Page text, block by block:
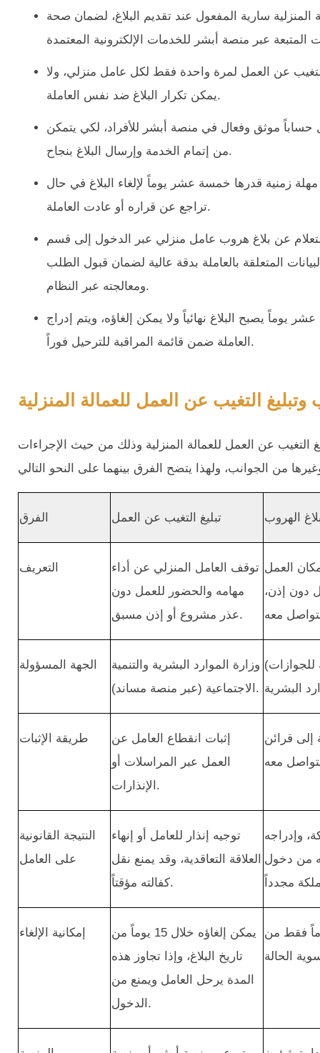
المنزلية سارية المفعول عند تقديم البلاغ، لضمان صحة
عن العمل لمرة واحدة فقط لكل عامل منزلي، ولا
يمكن تكرار البلاغ ضد نفس العاملة.
موثق وفعال في منصة أبشر للأفراد، لكي يتمكن
من إتمام الخدمة وإرسال البلاغ بنجاح.
زمنية قدرها خمسة عشر يوماً لإلغاء البلاغ في حال
تراجع عن قراره أو عادت العاملة.
عن بلاغ هروب عامل منزلي عبر الدخول إلى قسم
المتعلقة بالعاملة بدقة عالية لضمان قبول الطلب
ومعالجته عبر النظام.
يوماً يصبح البلاغ نهائياً ولا يمكن إلغاؤه، ويتم إدراج
العاملة ضمن قائمة المراقبة للترحيل فوراً.
التغيب عن العمل للعمالة المنزلية
التغيب عن العمل للعمالة المنزلية وذلك من حيث الإجراءات
الفرق تبليغ التغيب عن العمل الهروب
التعريف
توقف العامل المنزلي عن أداء
مهامه والحضور للعمل دون
عذر مشروع أو إذن مسبق.
العمل
دون إذن،
الجهة المسؤولة
وزارة الموارد البشرية والتنمية
الاجتماعية (عبر منصة مساند).
للجوازات)
طريقة الإثبات
إثبات انقطاع العامل عن
العمل عبر المراسلات أو
الإنذارات.
إلى قرائن
النتيجة القانونية
على العامل
توجيه إنذار للعامل أو إنهاء
العلاقة التعاقدية، وقد يمنع نقل
كفالته مؤقتاً.
وإدراجه
من دخول
إمكانية الإلغاء
يمكن إلغاؤه خلال 15 يوماً من
تاريخ البلاغ، وإذا تجاوز هذه
المدة يرحل العامل ويمنع من
الدخول.
إلكترونياً خلال 15 يوماً فقط من